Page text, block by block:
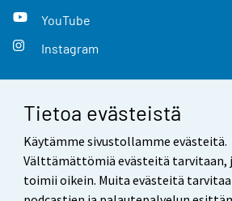
Tietoa evästeistä
Käytämme sivustollamme evästeitä.
Välttämättömiä evästeitä tarvitaan,
toimii oikein. Muita evästeitä
YouTube
Instagram
Yhteystiedot
Palaute
Käyttöehdot